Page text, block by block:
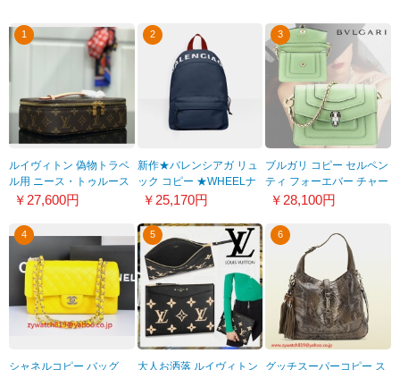
1
ルイヴィトン 偽物トラベ
ル用 ニース・トゥルース
ビジュー M43449
￥27,600円
2
新作★バレンシアガ リュ
ック コピー ★WHEELナ
イロンロゴバックパック
￥25,170円
3
ブルガリ コピー セルペン
ティ フォーエバー チャー
ム28C562
￥28,100円
4
シャネルコピー バッグ
5
大人お洒落 ルイヴィトン
6
グッチスーパーコピー ス